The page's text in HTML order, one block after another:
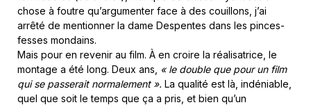
chose à foutre qu’argumenter face à des couillons, j’ai
arrêté de mentionner la dame Despentes dans les pinces-
fesses mondains.
Mais pour en revenir au film. À en croire la réalisatrice, le
montage a été long. Deux ans,
« le double que pour un film
qui se passerait normalement ». La qualité est là, indéniable,
quel que soit le temps que ça a pris, et bien qu’un